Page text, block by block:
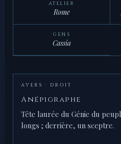
ATELIER
Rome
GENS
Cassia
AVERS · DROIT
Anépigraphe
Tête laurée du Génie du
longs ; derrière, un sceptre.